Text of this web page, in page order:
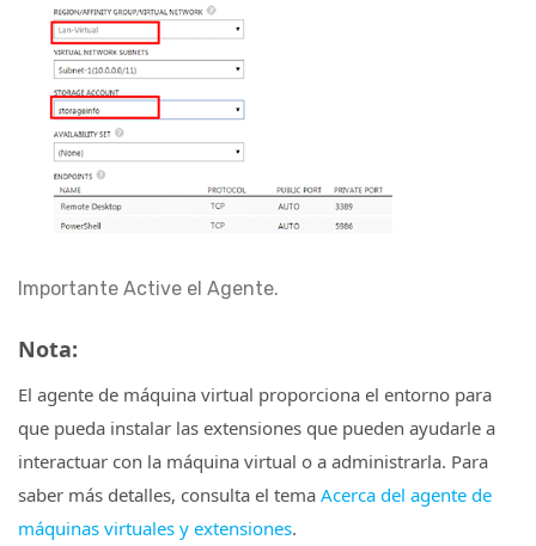
Importante Active el Agente.
Nota:
El agente de máquina virtual proporciona el entorno para
que pueda instalar las extensiones que pueden ayudarle a
interactuar con la máquina virtual o a administrarla. Para
saber más detalles, consulta el tema Acerca del agente de
máquinas virtuales y extensiones.